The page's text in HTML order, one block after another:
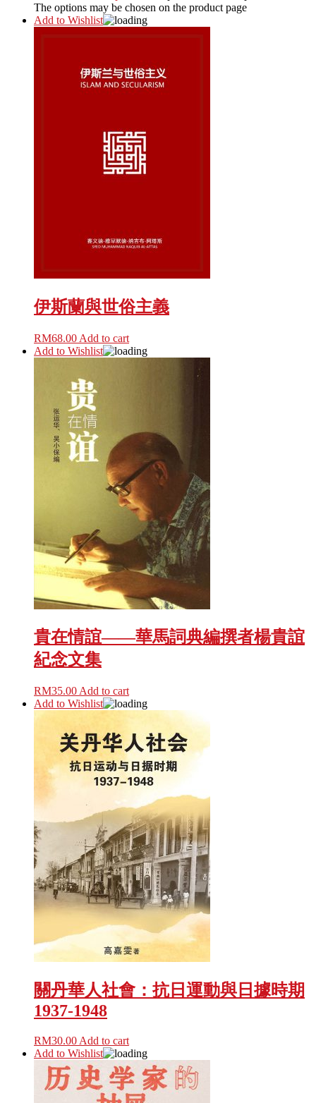
The options may be chosen on the product page
Add to Wishlist
伊斯蘭與世俗主義
RM68.00 Add to cart
Add to Wishlist
貴在情誼——華馬詞典編撰者楊貴誼
紀念文集
RM35.00 Add to cart
Add to Wishlist
關丹華人社會：抗日運動與日據時期
1937-1948
RM30.00 Add to cart
Add to Wishlist